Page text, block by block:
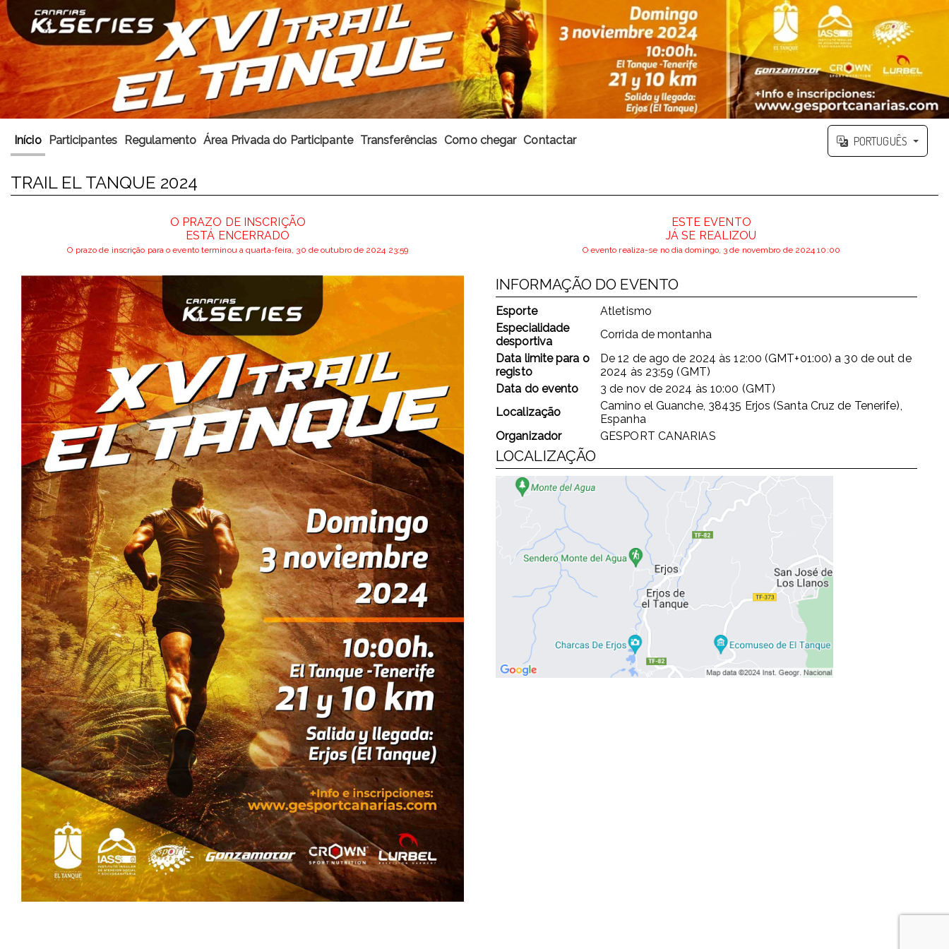
Início Participantes Regulamento Área Privada do Participante Transferências Como chegar Contactar PORTUGUÊS
TRAIL EL TANQUE 2024
O PRAZO DE INSCRIÇÃO
ESTÁ ENCERRADO
O prazo de inscrição para o evento terminou a quarta-feira, 30 de outubro de 2024 23:59
ESTE EVENTO
JÁ SE REALIZOU
O evento realiza-se no dia domingo, 3 de novembro de 2024 10:00
INFORMAÇÃO DO EVENTO
Esporte
Atletismo
Especialidade
desportiva
Corrida de montanha
Data limite para o
registo
De12 de ago de 2024 às12:00 (GMT+01:00) a 30 de out de
2024 às 23:59 (GMT)
Data do evento
3 de nov de 2024 às10:00 (GMT)
Localização
Camino el Guanche, 38435 Erjos (Santa Cruz de Tenerife),
Espanha
Organizador
GESPORT CANARIAS
LOCALIZAÇÃO